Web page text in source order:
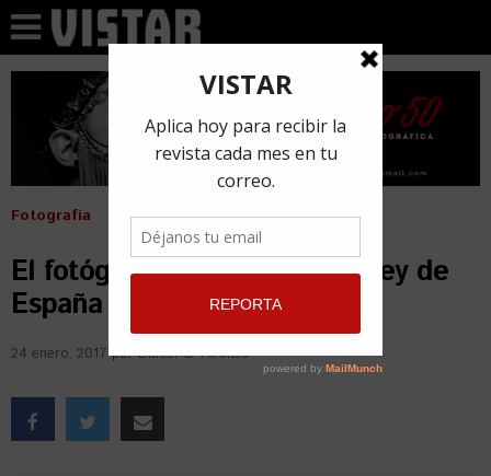
Fotografía
El fotógrafo que alcanzó el Rey de
España
24 enero, 2017 porDaniel G. Alfonso